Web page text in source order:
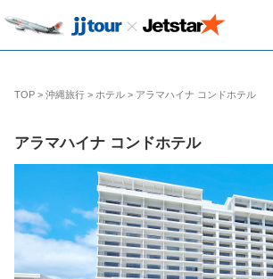
TOP > 沖縄旅行 > ホテル > アラマハイナ コンドホテル
アラマハイナ コンドホテル